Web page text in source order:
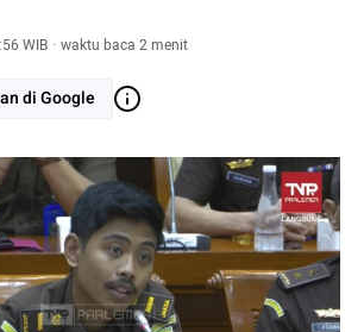
WIB · waktu baca 2 menit
di Google